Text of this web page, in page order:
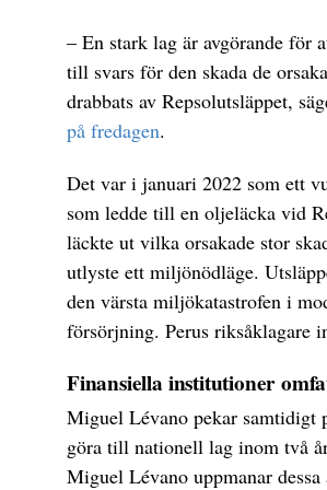
– En stark lag är avgörande för
till svars för den skada de
drabbats av Repsolutsläppet,
på fredagen.
Det var i januari 2022 som ett
som ledde till en oljeläcka vid
läckte ut vilka orsakade stor
utlyste ett miljönödläge.
den värsta miljökatastrofen i
försörjning. Perus riksåklagare
Finansiella institutioner
Miguel Lévano pekar samtidigt
göra till nationell lag inom två
Miguel Lévano uppmanar